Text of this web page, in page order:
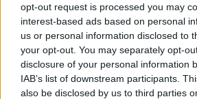
opt-out request is processed you may
interest-based ads based on personal
us or personal information disclosed to
your opt-out. You may separately opt-
disclosure of your personal information
IAB’s list of downstream participants.
also be disclosed by us to third parties
törvényhozásban az új
tervezetről, amivel Donald
jelenleg érvényben lévő
republikánus vezetők körében
a megfelelő számú támogató